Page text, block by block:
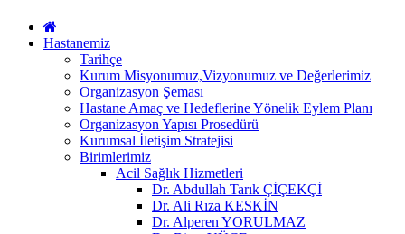
Hastanemiz
Tarihçe
Kurum Misyonumuz,Vizyonumuz ve Değerlerimiz
Organizasyon Şeması
Hastane Amaç ve Hedeflerine Yönelik Eylem Planı
Organizasyon Yapısı Prosedürü
Kurumsal İletişim Stratejisi
Birimlerimiz
Acil Sağlık Hizmetleri
Dr. Abdullah Tarık ÇİÇEKÇİ
Dr. Ali Rıza KESKİN
Dr. Alperen YORULMAZ